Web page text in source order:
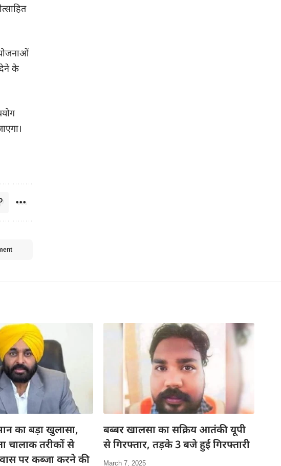
के
का बड़ा खुलासा,
चालाक तरीकों से
पर कब्जा करने की
बब्बर खालसा का सक्रिय आतंकी यूपी
से गिरफ्तार, तड़के 3 बजे हुई गिरफ्तारी
March 7, 2025